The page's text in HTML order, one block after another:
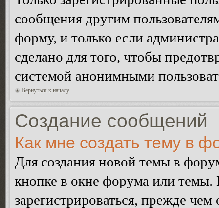
сообщения другим
форму, и только если
сделано для того, чтобы
системой анонимными
Вернуться к началу
Создание сообщений
Как мне создать тему в
Для создания новой темы в
кнопке в окне форума или
зарегистрироваться, прежде